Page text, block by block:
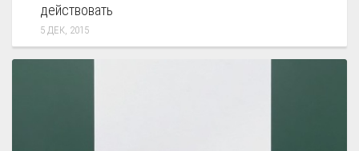
действовать
5 ДЕК, 2015